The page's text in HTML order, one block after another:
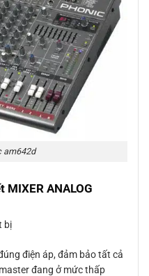
am642d
ANALOG
bị
điện áp, đảm bảo tất cả
đang ở mức thấp